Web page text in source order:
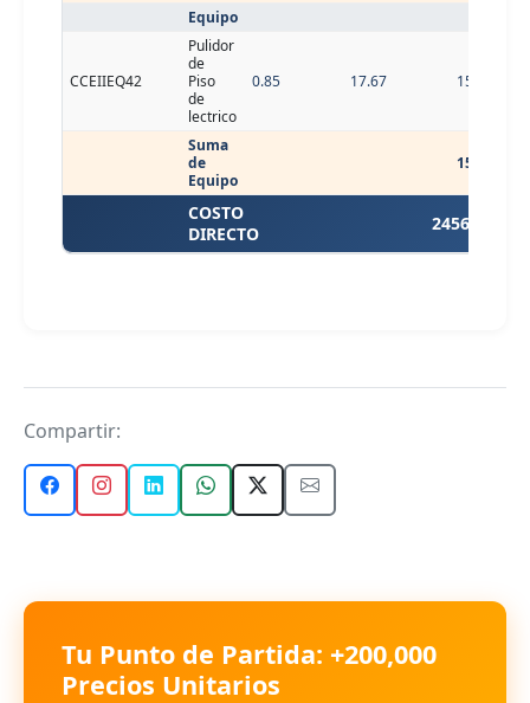
Equipo
CCEIIEQ42
Pulidor
de
Piso
de
lectrico
0.85 17.67 15.02
Suma
de
Equipo
15.02
COSTO
DIRECTO
2456.62
Compartir:
Tu Punto de Partida: +200,000
Precios Unitarios